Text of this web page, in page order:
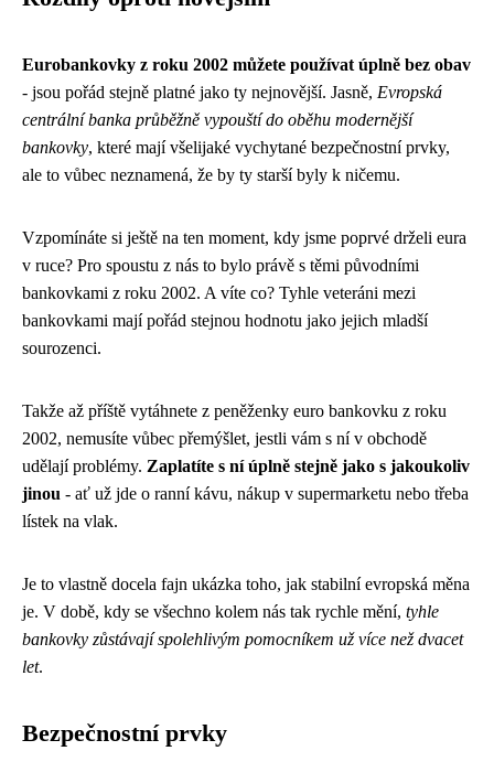
Eurobankovky z roku 2002 můžete používat úplně bez obav
- jsou pořád stejně platné jako ty nejnovější. Jasně, Evropská
centrální banka průběžně vypouští do oběhu modernější
bankovky, které mají všelijaké vychytané bezpečnostní prvky,
ale to vůbec neznamená, že by ty starší byly k ničemu.
Vzpomínáte si ještě na ten moment, kdy jsme poprvé drželi eura
v ruce? Pro spoustu z nás to bylo právě s těmi původními
bankovkami z roku 2002. A víte co? Tyhle veteráni mezi
bankovkami mají pořád stejnou hodnotu jako jejich mladší
sourozenci.
Takže až příště vytáhnete z peněženky euro bankovku z roku
2002, nemusíte vůbec přemýšlet, jestli vám s ní v obchodě
udělají problémy. Zaplatíte s ní úplně stejně jako s jakoukoliv
jinou - ať už jde o ranní kávu, nákup v supermarketu nebo třeba
lístek na vlak.
Je to vlastně docela fajn ukázka toho, jak stabilní evropská měna
je. V době, kdy se všechno kolem nás tak rychle mění, tyhle
bankovky zůstávají spolehlivým pomocníkem už více než dvacet
let.
Bezpečnostní prvky